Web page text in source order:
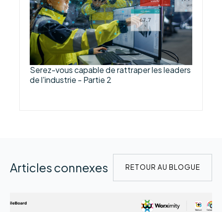
Serez-vous capable de rattraper les leaders
de l'industrie - Partie 2
Articles connexes RETOUR AU BLOGUE